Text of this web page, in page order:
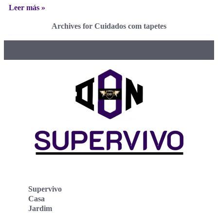
Leer más »
Archives for Cuidados com tapetes
Supervivo
Casa
Jardim